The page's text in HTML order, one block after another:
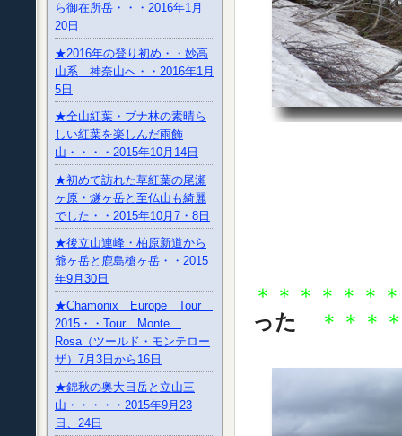
ら御在所岳・・・2016年1月
20日
★2016年の登り初め・・妙高
山系 神奈山へ・・2016年1月
5日
★全山紅葉・ブナ林の素晴ら
しい紅葉を楽しんだ雨飾
山・・・・2015年10月14日
★初めて訪れた草紅葉の尾瀬
ヶ原・燧ヶ岳と至仏山も綺麗
でした・・2015年10月7・8日
★後立山連峰・柏原新道から
爺ヶ岳と鹿島槍ヶ岳・・2015
年9月30日
★Chamonix Europe Tour
2015・・Tour Monte
Rosa（ツールド・モンテロー
ザ）7月3日から16日
★錦秋の奥大日岳と立山三
山・・・・・2015年9月23
日、24日
＊＊＊＊＊＊
った
＊＊＊